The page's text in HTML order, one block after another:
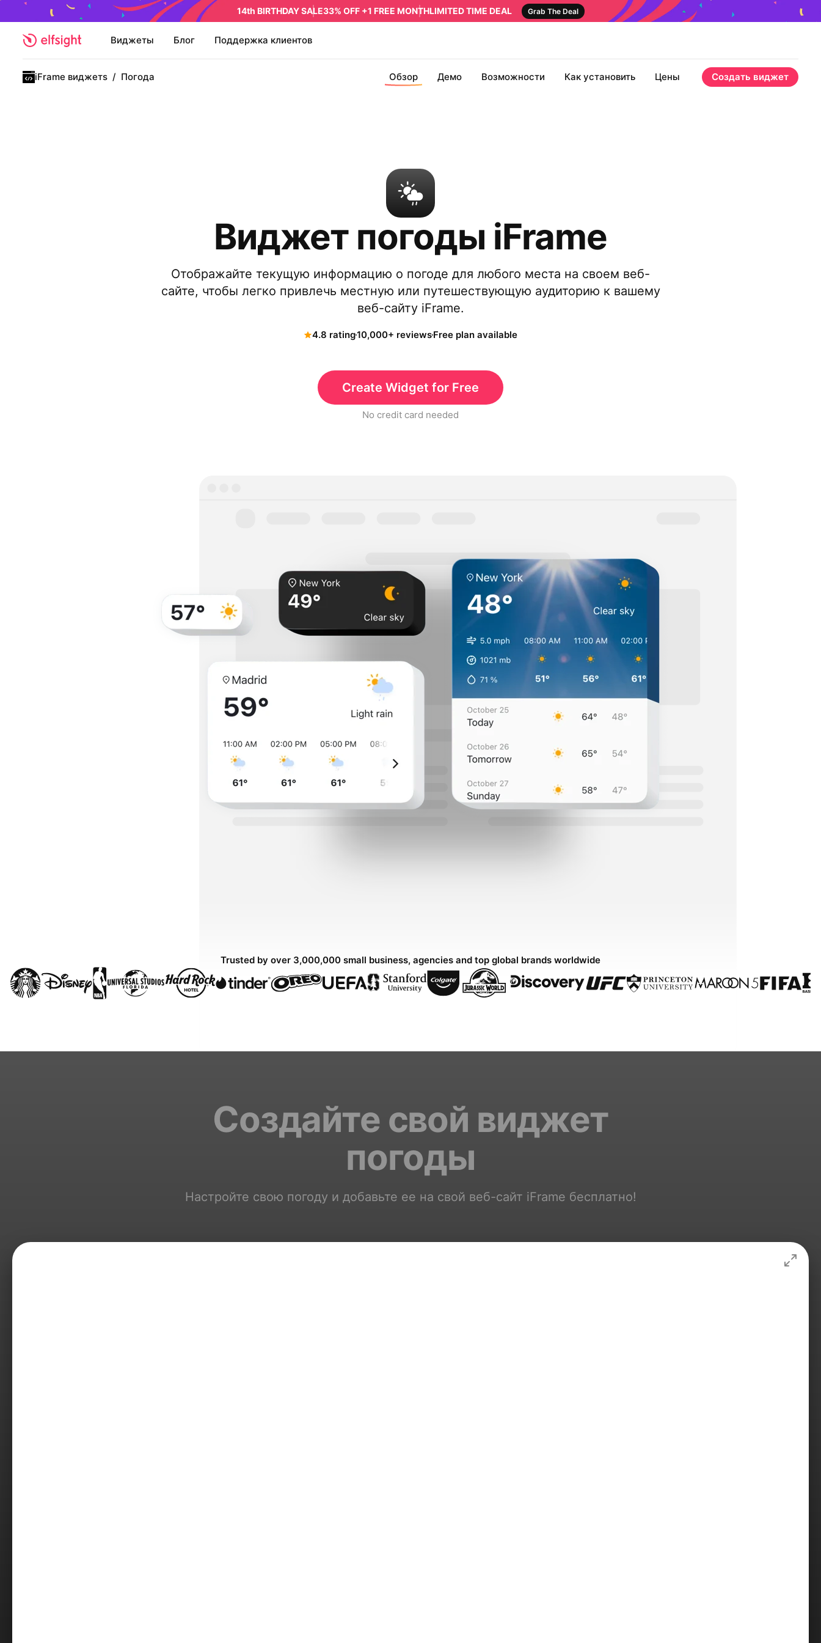
14th BIRTHDAY SALE33% OFF +1 FREE MONTHLIMITED TIME DEAL Grab The Deal
Виджеты Блог Поддержка клиентов
iFrame виджетs / Погода Обзор Демо Возможности Как установить Цены Создать виджет
Виджет погоды iFrame
Отображайте текущую информацию о погоде для любого места на своем веб-
сайте, чтобы легко привлечь местную или путешествующую аудиторию к вашему
веб-сайту iFrame.
4.8 rating10,000+ reviewsFree plan available
Create Widget for Free
No credit card needed
Trusted by over 3,000,000 small business, agencies and top global brands worldwide
Создайте свой виджет
погоды
Настройте свою погоду и добавьте ее на свой веб-сайт iFrame бесплатно!